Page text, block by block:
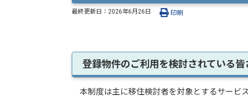
最終更新日： 2026年6月26日 印刷
登録物件のご利用を検討されている皆
本制度は主に移住検討者を対象とするサービ